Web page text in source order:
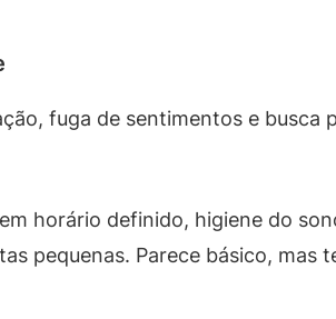
fuga de sentimentos e busca
horário definido, higiene do
pequenas. Parece básico, mas